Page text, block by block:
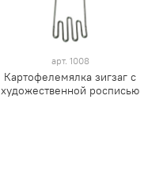
арт. 1008
Картофелемялка зигзаг с
художественной росписью